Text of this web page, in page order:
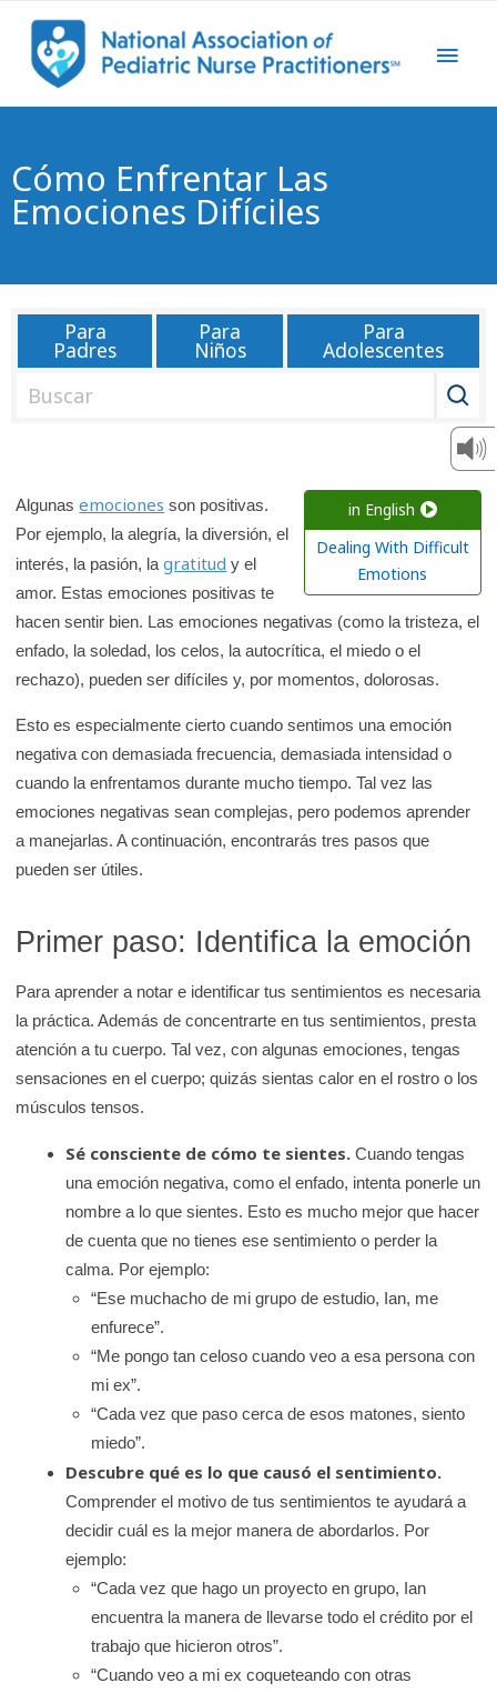
Cómo Enfrentar Las
Emociones Difíciles
Para
Padres
Para
Niños
Para
Adolescentes
a
r
e
n
l
a
b
i
l
i
o
t
a
d
e
K
i
d
in English
Dealing With Difficult
Emotions
Algunasemociones son positivas.
Por ejemplo, la alegría, la diversión, el
interés, la pasión, lagratitud y el
amor. Estas emociones positivas te
hacen sentir bien. Las emociones negativas (como la tristeza, el
enfado, la soledad, los celos, la autocrítica, el miedo o el
rechazo), pueden ser difíciles y, por momentos, dolorosas.
Esto es especialmente cierto cuando sentimos una emoción
negativa con demasiada frecuencia, demasiada intensidad o
cuando la enfrentamos durante mucho tiempo. Tal vez las
emociones negativas sean complejas, pero podemos aprender
a manejarlas. A continuación, encontrarás tres pasos que
pueden ser útiles.
Primer paso: Identifica la emoción
Para aprender a notar e identificar tus sentimientos es necesaria
la práctica. Además de concentrarte en tus sentimientos, presta
atención a tu cuerpo. Tal vez, con algunas emociones, tengas
sensaciones en el cuerpo; quizás sientas calor en el rostro o los
músculos tensos.
Sé consciente de cómo te sientes. Cuando tengas
una emoción negativa, como el enfado, intenta ponerle un
nombre a lo que sientes. Esto es mucho mejor que hacer
de cuenta que no tienes ese sentimiento o perder la
calma. Por ejemplo:
“Ese muchacho de mi grupo de estudio, Ian, me
enfurece”.
“Me pongo tan celoso cuando veo a esa persona con
mi ex”.
“Cada vez que paso cerca de esos matones, siento
miedo”.
Descubre qué es lo que causó el sentimiento.
Comprender el motivo de tus sentimientos te ayudará a
decidir cuál es la mejor manera de abordarlos. Por
ejemplo:
“Cada vez que hago un proyecto en grupo, Ian
encuentra la manera de llevarse todo el crédito por el
trabajo que hicieron otros”.
“Cuando veo a mi ex coqueteando con otras